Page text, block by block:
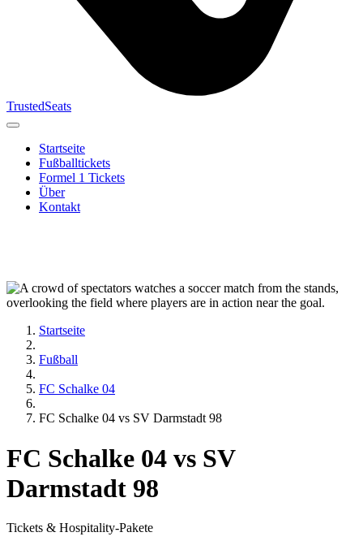
TrustedSeats
Startseite
Fußballtickets
Formel 1 Tickets
Über
Kontakt
Startseite
Fußball
FC Schalke 04
FC Schalke 04 vs SV Darmstadt 98
FC Schalke 04 vs SV
Darmstadt 98
Tickets & Hospitality-Pakete